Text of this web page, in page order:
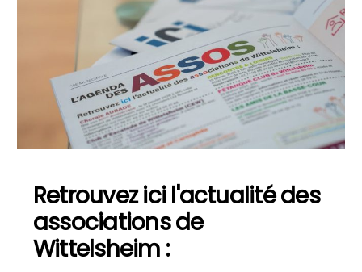
Retrouvez ici l'actualité des
associations de
Wittelsheim :